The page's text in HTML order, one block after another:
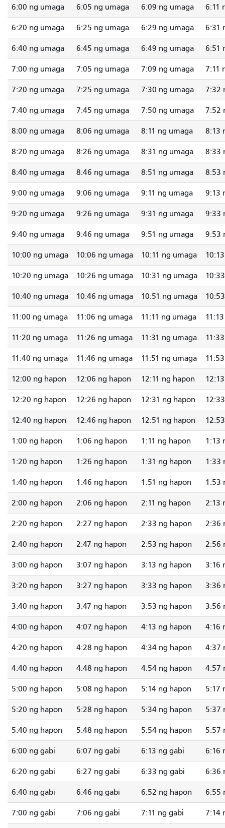
6:00 ng umaga 6:05 ng umaga 6:09 ng umaga 6:11
6:20 ng umaga 6:25 ng umaga 6:29 ng umaga 6:31
6:40 ng umaga 6:45 ng umaga 6:49 ng umaga 6:51
7:00 ng umaga 7:05 ng umaga 7:09 ng umaga 7:11
7:20 ng umaga 7:25 ng umaga 7:30 ng umaga 7:32
7:40 ng umaga 7:45 ng umaga 7:50 ng umaga 7:52
8:00 ng umaga 8:06 ng umaga 8:11 ng umaga 8:13
8:20 ng umaga 8:26 ng umaga 8:31 ng umaga 8:33
8:40 ng umaga 8:46 ng umaga 8:51 ng umaga 8:53
9:00 ng umaga 9:06 ng umaga 9:11 ng umaga 9:13
9:20 ng umaga 9:26 ng umaga 9:31 ng umaga 9:33
9:40 ng umaga 9:46 ng umaga 9:51 ng umaga 9:53
10:00 ng umaga 10:06 ng umaga 10:11 ng umaga
10:20 ng umaga 10:26 ng umaga 10:31 ng umaga
10:40 ng umaga 10:46 ng umaga 10:51 ng umaga
11:00 ng umaga 11:06 ng umaga 11:11 ng umaga
11:20 ng umaga 11:26 ng umaga 11:31 ng umaga
11:40 ng umaga 11:46 ng umaga 11:51 ng umaga
12:00 ng hapon 12:06 ng hapon 12:11 ng hapon
12:20 ng hapon 12:26 ng hapon 12:31 ng hapon
12:40 ng hapon 12:46 ng hapon 12:51 ng hapon
1:00 ng hapon 1:06 ng hapon 1:11 ng hapon 1:13
1:20 ng hapon 1:26 ng hapon 1:31 ng hapon 1:33
1:40 ng hapon 1:46 ng hapon 1:51 ng hapon 1:53
2:00 ng hapon 2:06 ng hapon 2:11 ng hapon 2:13
2:20 ng hapon 2:27 ng hapon 2:33 ng hapon 2:36
2:40 ng hapon 2:47 ng hapon 2:53 ng hapon 2:56
3:00 ng hapon 3:07 ng hapon 3:13 ng hapon 3:16
3:20 ng hapon 3:27 ng hapon 3:33 ng hapon 3:36
3:40 ng hapon 3:47 ng hapon 3:53 ng hapon 3:56
4:00 ng hapon 4:07 ng hapon 4:13 ng hapon 4:16
4:20 ng hapon 4:28 ng hapon 4:34 ng hapon 4:37
4:40 ng hapon 4:48 ng hapon 4:54 ng hapon 4:57
5:00 ng hapon 5:08 ng hapon 5:14 ng hapon 5:17
5:20 ng hapon 5:28 ng hapon 5:34 ng hapon 5:37
5:40 ng hapon 5:48 ng hapon 5:54 ng hapon 5:57
6:00 ng gabi 6:07 ng gabi 6:13 ng gabi 6:16
6:20 ng gabi 6:27 ng gabi 6:33 ng gabi 6:36
6:40 ng gabi 6:46 ng gabi 6:52 ng hapon 6:55
7:00 ng gabi 7:06 ng gabi 7:11 ng gabi 7:14